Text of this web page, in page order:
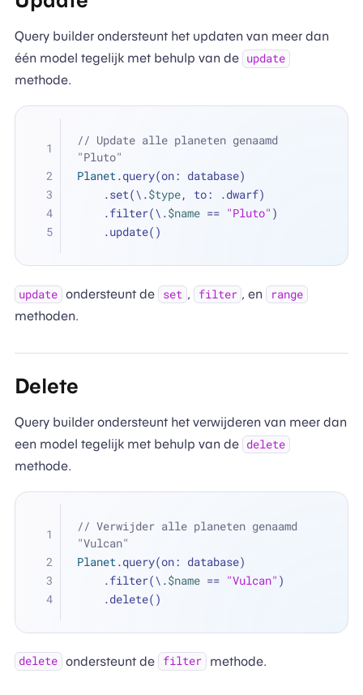
Query builder ondersteunt het updaten van meer dan
één model tegelijk met behulp van de update
methode.
// Update alle planeten genaamd
"Pluto"
Planet.query(on: database)
    .set(\.
$type, to: .dwarf)
    .filter(\.
$name == "Pluto" )
    .update()
update ondersteunt de set , filter , en range
methoden.
Delete
Query builder ondersteunt het verwijderen van meer dan
een model tegelijk met behulp van de delete
methode.
// Verwijder alle planeten genaamd
"Vulcan"
Planet.query(on: database)
    .filter(\.
$name == "Vulcan" )
    .delete()
delete ondersteunt de filter methode.